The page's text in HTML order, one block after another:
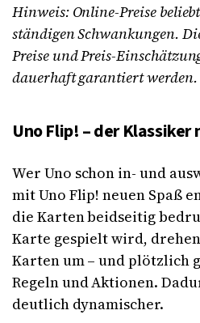
Hinweis: Online-Preise
ständigen Schwankungen.
Preise und Preis-
dauerhaft garantiert werden.
Uno Flip! – der
Wer Uno schon in- und
mit Uno Flip! neuen Spaß
die Karten beidseitig
Karte gespielt wird,
Karten um – und plötzlich
Regeln und Aktionen.
deutlich dynamischer.